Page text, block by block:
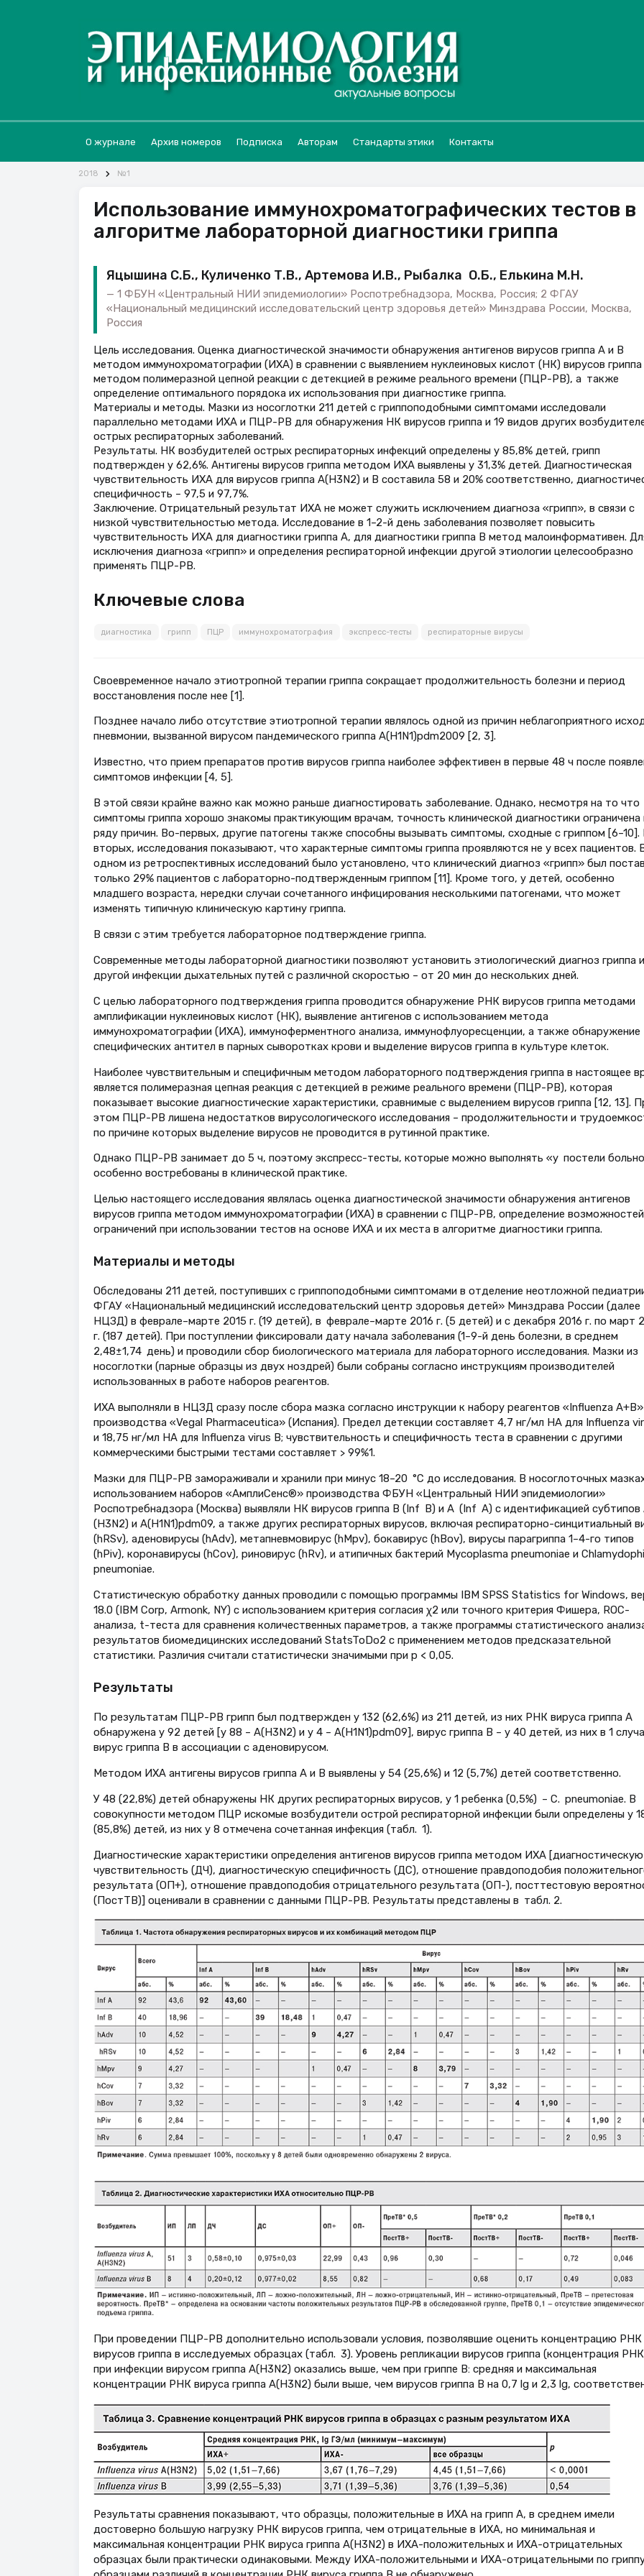
О журнале Архив номеров Подписка Авторам Стандарты этики Контакты
2018 №1
Использование иммунохроматографических тестов в
алгоритме лабораторной диагностики гриппа
Яцышина С.Б., Куличенко Т.В., Артемова И.В., Рыбалка О.Б., Елькина М.Н.
1 ФБУН «Центральный НИИ эпидемиологии» Роспотребнадзора, Москва, Россия; 2 ФГАУ
«Национальный медицинский исследовательский центр здоровья детей» Минздрава России, Москва,
Россия
Цель исследования. Оценка диагностической значимости обнаружения антигенов вирусов гриппа А и В
методом иммунохроматографии (ИХА) в сравнении с выявлением нуклеиновых кислот (НК) вирусов гриппа
методом полимеразной цепной реакции с детекцией в режиме реального времени (ПЦР-РВ), а также
определение оптимального порядока их использования при диагностике гриппа.
Материалы и методы. Мазки из носоглотки 211 детей с гриппоподобными симптомами исследовали
параллельно методами ИХА и ПЦР-РВ для обнаружения НК вирусов гриппа и 19 видов других
острых респираторных заболеваний.
Результаты. НК возбудителей острых респираторных инфекций определены у 85,8% детей, грипп
подтвержден у 62,6%. Антигены вирусов гриппа методом ИХА выявлены у 31,3% детей. Диагностическая
чувствительность ИХА для вирусов гриппа А(H3N2) и В составила 58 и 20% соответственно,
специфичность – 97,5 и 97,7%.
Заключение. Отрицательный результат ИХА не может служить исключением диагноза «грипп», в связи с
низкой чувствительностью метода. Исследование в 1–2-й день заболевания позволяет повысить
чувствительность ИХА для диагностики гриппа А, для диагностики гриппа В метод малоинформативен.
исключения диагноза «грипп» и определения респираторной инфекции другой этиологии целесообразно
применять ПЦР-РВ.
Ключевые слова
диагностика грипп ПЦР иммунохроматография экспресс-тесты респираторные вирусы
Своевременное начало этиотропной терапии гриппа сокращает продолжительность болезни и период
восстановления после нее [1].
Позднее начало либо отсутствие этиотропной терапии являлось одной из причин неблагоприятного
пневмонии, вызванной вирусом пандемического гриппа A(H1N1)pdm2009 [2, 3].
Известно, что прием препаратов против вирусов гриппа наиболее эффективен в первые 48 ч после
симптомов инфекции [4, 5].
В этой связи крайне важно как можно раньше диагностировать заболевание. Однако, несмотря на то что
симптомы гриппа хорошо знакомы практикующим врачам, точность клинической диагностики ограничена
ряду причин. Во-первых, другие патогены также способны вызывать симптомы, сходные с гриппом [6–10].
вторых, исследования показывают, что характерные симптомы гриппа проявляются не у всех пациентов.
одном из ретроспективных исследований было установлено, что клинический диагноз «грипп» был
только 29% пациентов с лабораторно-подтвержденным гриппом [11]. Кроме того, у детей, особенно
младшего возраста, нередки случаи сочетанного инфицирования несколькими патогенами, что может
изменять типичную клиническую картину гриппа.
В связи с этим требуется лабораторное подтвер­ж­дение гриппа.
Современные методы лабораторной диагностики позволяют установить этиологический диагноз гриппа
другой инфекции дыхательных путей с различной скоростью – от 20 мин до нескольких дней.
С целью лабораторного подтверждения гриппа проводится обнаружение РНК вирусов гриппа методами
амплификации нуклеиновых кислот (НК), выявление антигенов с использованием метода
иммунохроматографии (ИХА), иммуноферментного анализа, иммунофлуоресценции, а также обнаружение
специфических антител в парных сыворотках крови и выделение вирусов гриппа в культуре клеток.
Наиболее чувствительным и специфичным методом лабораторного подтверждения гриппа в настоящее
является полимеразная цепная реакция с детекцией в режиме реального времени (ПЦР-РВ), которая
показывает высокие диагностические характеристики, сравнимые с выделением вирусов гриппа [12, 13].
этом ПЦР-РВ лишена недостатков вирусологического исследования – продолжительности и
по причине которых выделение вирусов не проводится в рутинной практике.
Однако ПЦР-РВ занимает до 5 ч, поэтому экспресс-тесты, которые можно выполнять «у постели
особенно востребованы в клинической практике.
Целью настоящего исследования являлась оценка диагностической значимости обнаружения антигенов
вирусов гриппа методом иммунохроматографии (ИХА) в сравнении с ПЦР-РВ, определение
ограничений при использовании тестов на основе ИХА и их места в алгоритме диагностики гриппа.
Материалы и методы
Обследованы 211 детей, поступивших с гриппоподобными симптомами в отделение неотлож­ной
ФГАУ «Национальный медицинский исследовательский центр здоровья детей» Минздрава России (далее
НЦЗД) в феврале–марте 2015 г. (19 детей), в феврале–марте 2016 г. (5 детей) и с декабря 2016 г. по март
г. (187 детей). При поступлении фиксировали дату начала заболевания (1–9-й день болезни, в среднем
2,48±1,74 день) и проводили сбор биологического материала для лабораторного исследования. Мазки из
носоглотки (парные образцы из двух ноздрей) были собраны согласно инструкциям производителей
использованных в работе наборов реагентов.
ИХА выполняли в НЦЗД сразу после сбора мазка согласно инструкции к набору реагентов «Influenza A+B»
производства «Vegal Pharmaceutica» (Испания). Предел детекции составляет 4,7 нг/мл HA для Influenza
и 18,75 нг/мл HA для Influenza virus B; чувствительность и специфичность теста в сравнении с другими
коммерческими быстрыми тестами составляет > 99%1.
Мазки для ПЦР-РВ замораживали и хранили при минус 18–20 °С до исследования. В носоглоточных
использованием наборов «АмплиСенс®» про­изводства ФБУН «Центральный НИИ эпидемио­логии»
Роспотребнадзора (Москва) выявляли НК вирусов гриппа В (Inf B) и А (Inf A) с идентификацией субтипов
(H3N2) и A(H1N1)pdm09, а также других респираторных ви­ру­сов, включая респираторно-синцитиальный
(hRSv), аденовирусы (hAdv), метапневмовирус (hMpv), бокавирус (hBov), вирусы парагриппа 1–4-го типов
(hPiv), коронавирусы (hCov), риновирус (hRv), и атипичных бактерий Mycoplasma pneumoniae и
pneumoniae.
Статистическую обработку данных проводили с помощью программы IBM SPSS Statistics for Windows,
18.0 (IBM Corp, Armonk, NY) с использованием критерия согласия χ2 или точного критерия Фишера, ROC-
анализа, t-теста для сравнения количественных параметров, а также программы статистического
результатов биомедицинских исследований StatsToDo2 с применением методов предсказательной
статистики. Различия считали статистически значимыми при p < 0,05.
Результаты
По результатам ПЦР-РВ грипп был подтвержден у 132 (62,6%) из 211 детей, из них РНК вируса гриппа А
обнаружена у 92 детей [у 88 – А(H3N2) и у 4 – А(H1N1)pdm09], вирус гриппа В – у 40 детей, из них в 1
вирус гриппа В в ассоциации с аденовирусом.
Методом ИХА антигены вирусов гриппа А и В выявлены у 54 (25,6%) и 12 (5,7%) детей соответственно.
У 48 (22,8%) детей обнаружены НК других респи­раторных вирусов, у 1 ребенка (0,5%) – C. pneumoniae. В
совокупности методом ПЦР иско­мые возбудители острой респираторной инфек­ции были определены у
(85,8%) детей, из них у 8 отмечена сочетанная инфекция (табл. 1).
Диагностические характеристики определения антигенов вирусов гриппа методом ИХА [диагностическую
чувствительность (ДЧ), диагностическую специфичность (ДС), отношение правдоподобия
результата (ОП+), отношение правдоподобия отрицательного результата (ОП-), посттестовую
(ПостТВ)] оценивали в сравнении с данными ПЦР-РВ. Результаты представлены в табл. 2.
При проведении ПЦР-РВ дополнительно использовали условия, позволявшие оценить концентрацию РНК
вирусов гриппа в исследуемых образцах (табл. 3). Уровень репликации вирусов гриппа (концентрация
при инфекции вирусом гриппа A(H3N2) оказались выше, чем при гриппе В: средняя и максимальная
концентрации РНК вируса гриппа А(H3N2) были выше, чем вирусов гриппа В на 0,7 lg и 2,3 lg,
Результаты сравнения показывают, что образцы, положительные в ИХА на грипп A, в среднем имели
достоверно большую нагрузку РНК вирусов гриппа, чем отрицательные в ИХА, но минимальная и
максимальная концентрации РНК вируса гриппа A(H3N2) в ИХА-положительных и ИХА-отрицательных
образцах были практически одинаковыми. Между ИХА-положительными и ИХА-отрицательными по